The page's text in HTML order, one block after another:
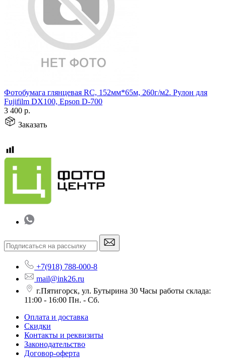
Фотобумага глянцевая RC, 152мм*65м, 260г/м2. Рулон для
Fujifilm DX100, Epson D-700
3 400 р.
Заказать
+7(918) 788-000-8
mail@ink26.ru
г.Пятигорск, ул. Бутырина 30 Часы работы склада:
11:00 - 16:00 Пн. - Сб.
Оплата и доставка
Скидки
Контакты и реквизиты
Законодательство
Договор-оферта